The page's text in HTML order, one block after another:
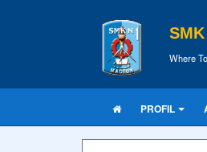
Where
PROFIL